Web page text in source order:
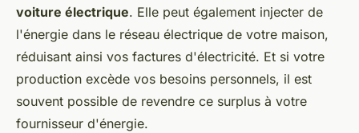
voiture électrique. Elle peut également injecter de
l'énergie dans le réseau électrique de votre maison,
réduisant ainsi vos factures d'électricité. Et si votre
production excède vos besoins personnels, il est
souvent possible de revendre ce surplus à votre
fournisseur d'énergie.